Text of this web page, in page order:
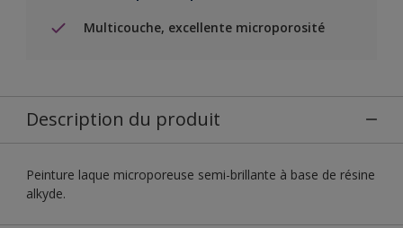
Multicouche, excellente microporosité
Description du produit
Peinture laque microporeuse semi-brillante à base de résine
alkyde.